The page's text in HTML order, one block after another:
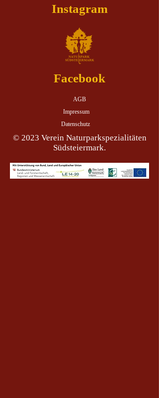
Instagram
Facebook
AGB
Impressum
Datenschutz
© 2023 Verein Naturparkspezialitäten
Südsteiermark.